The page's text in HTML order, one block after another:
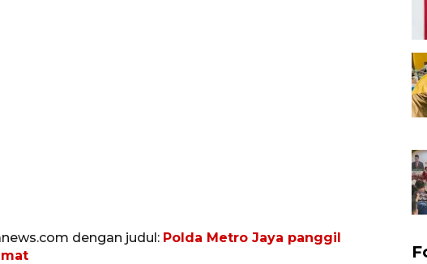
dengan judul: Polda Metro Jaya panggil